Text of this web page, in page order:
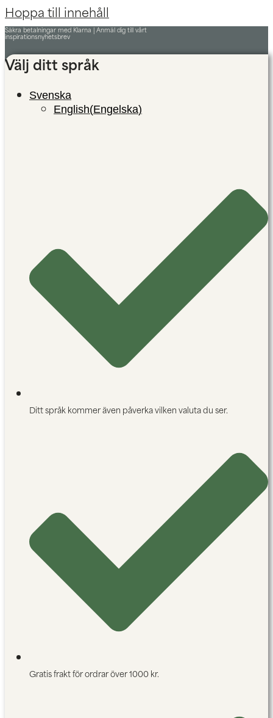
Hoppa till innehåll
Säkra betalningar med Klarna |Anmäl dig till vårt
inspirationsnyhetsbrev
Välj ditt språk
Svenska
English(Engelska)
Ditt språk kommer även påverka vilken valuta du ser.
Gratis frakt för ordrar över 1000 kr.